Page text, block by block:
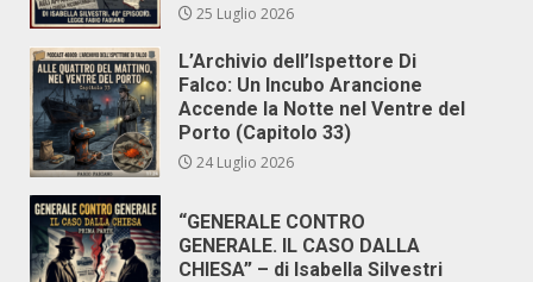
25 Luglio 2026
L’Archivio dell’Ispettore Di
Falco: Un Incubo Arancione
Accende la Notte nel Ventre del
Porto (Capitolo 33)
24 Luglio 2026
“GENERALE CONTRO
GENERALE. IL CASO DALLA
CHIESA” – di Isabella Silvestri